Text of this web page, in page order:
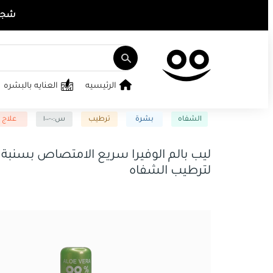
شجع
الرئيسيه العنايه بالبشره
الشفاه بشرة ترطيب س:٠-١٠٠ علاج
لترطيب الشفاه